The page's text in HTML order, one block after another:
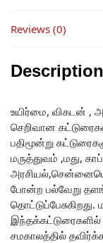
Reviews (0)
Description
உயிர்மை, விகடன் ,
செறிவான
பதிமூன்று
மருத்துவம் ,மது,
போன்ற பல்வேறு
இந்தக்கட்டுரைகளில்
சமகாலத்தில்